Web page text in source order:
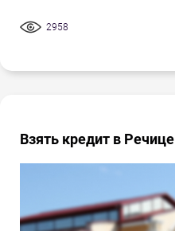
2958
Взять кредит в Речице